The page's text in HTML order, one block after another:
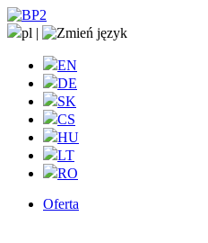
pl |
EN
DE
SK
CS
HU
LT
RO
Oferta